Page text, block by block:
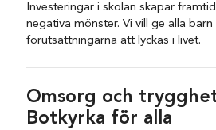
Investeringar i skolan skapar
negativa mönster. Vi vill ge alla
förutsättningarna att lyckas i livet.
Omsorg och
Botkyrka för alla